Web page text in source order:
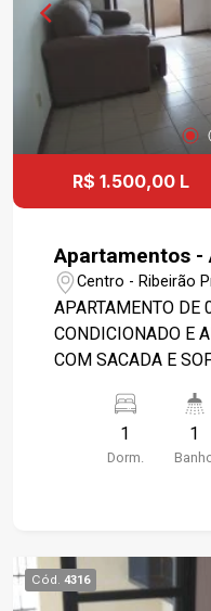
R$ 1.500,00 L
Apartamentos -
Centro - Ribeirão
APARTAMENTO DE
CONDICIONADO E
COM SACADA E
PLANEJADA E
01 GARAGEM.
PORTARIA 24 HS,
1
Dorm.
1
Cód. 4316